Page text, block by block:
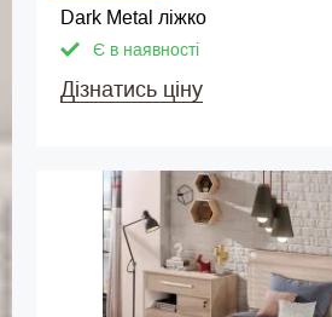
Dark Metal ліжко
Є в наявності
Дізнатись ціну